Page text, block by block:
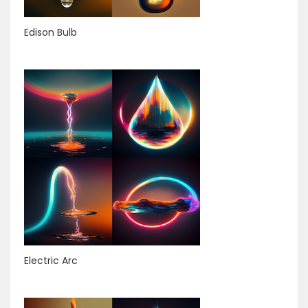
Edison Bulb
Electric Arc